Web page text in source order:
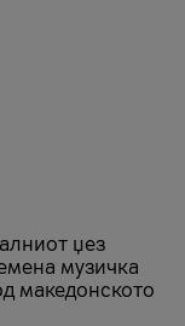
џез
музичка
македонското